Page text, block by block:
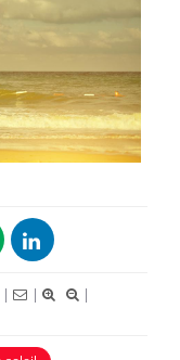
| |
|